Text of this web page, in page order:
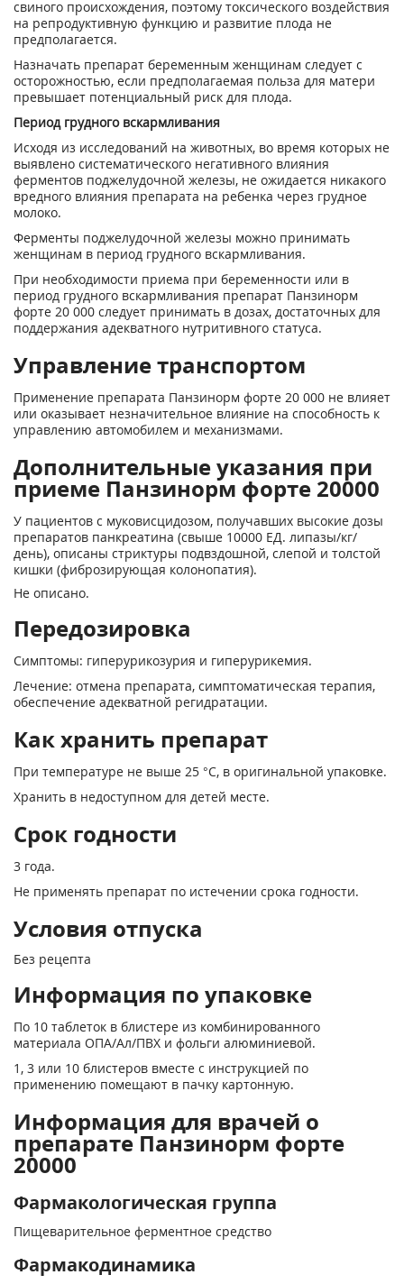
свиного происхождения, поэтому токсического воздействия
на репродуктивную функцию и развитие плода не
предполагается.
Назначать препарат беременным женщинам следует с
осторожностью, если предполагаемая польза для матери
превышает потенциальный риск для плода.
Период грудного вскармливания
Исходя из исследований на животных, во время которых не
выявлено систематического негативного влияния
ферментов поджелудочной железы, не ожидается никакого
вредного влияния препарата на ребенка через грудное
молоко.
Ферменты поджелудочной железы можно принимать
женщинам в период грудного вскармливания.
При необходимости приема при беременности или в
период грудного вскармливания препарат Панзинорм
форте 20 000 следует принимать в дозах, достаточных для
поддержания адекватного нутритивного статуса.
Управление транспортом
Применение препарата Панзинорм форте 20 000 не влияет
или оказывает незначительное влияние на способность к
управлению автомобилем и механизмами.
Дополнительные указания при
приеме Панзинорм форте 20000
У пациентов с муковисцидозом, получавших высокие дозы
препаратов панкреатина (свыше 10000 ЕД. липазы/кг/
день), описаны стриктуры подвздошной, слепой и толстой
кишки (фиброзирующая колонопатия).
Не описано.
Передозировка
Симптомы: гиперурикозурия и гиперурикемия.
Лечение: отмена препарата, симптоматическая терапия,
обеспечение адекватной регидратации.
Как хранить препарат
При температуре не выше 25 °С, в оригинальной упаковке.
Хранить в недоступном для детей месте.
Срок годности
3 года.
Не применять препарат по истечении срока годности.
Условия отпуска
Без рецепта
Информация по упаковке
По 10 таблеток в блистере из комбинированного
материала ОПА/Ал/ПВХ и фольги алюминиевой.
1, 3 или 10 блистеров вместе с инструкцией по
применению помещают в пачку картонную.
Информация для врачей о
препарате Панзинорм форте
20000
Фармакологическая группа
Пищеварительное ферментное средство
Фармакодинамика